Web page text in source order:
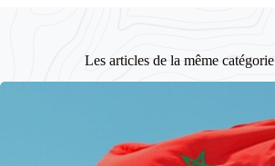
Les articles de la même catégorie